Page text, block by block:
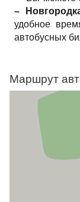
–
удобное
автобусных
Маршрут